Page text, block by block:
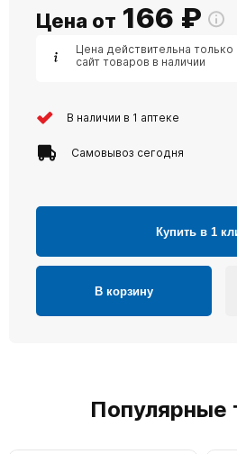
Цена от 166 ₽
Цена действительна только
сайт товаров в наличии
В наличии в 1 аптеке
Самовывоз сегодня
Купить в 1
В корзину
Популярные